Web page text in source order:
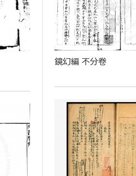
鏡幻編 不分卷